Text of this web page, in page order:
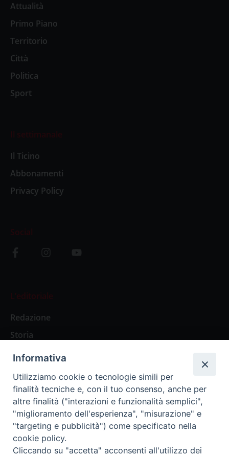
Attualità
Primo Piano
Territorio
Città
Politica
Sport
Il settimanale
Il Ticino
Abbonamenti
Privacy Policy
Social
L’editoriale
Redazione
Storia
Abbonamenti
Abbonamento Annuale Digitale
Abbonamento Annuale Cartaceo
Abbonamento Singola Copia Digitale
Informativa
Utilizziamo cookie o tecnologie simili per
finalità tecniche e, con il tuo consenso, anche per
altre finalità ("interazioni e funzionalità semplici",
"miglioramento dell'esperienza", "misurazione" e
"targeting e pubblicità") come specificato nella
cookie policy.
Cliccando su "accetta" acconsenti all'utilizzo dei